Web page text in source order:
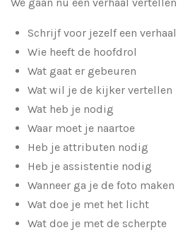
We gaan nu een verhaal vertellen
Schrijf voor jezelf een
Wie heeft de hoofdrol
Wat gaat er gebeuren
Wat wil je de kijker vertellen
Wat heb je nodig
Waar moet je naartoe
Heb je attributen nodig
Heb je assistentie nodig
Wanneer ga je de foto maken
Wat doe je met het licht
Wat doe je met de scherpte